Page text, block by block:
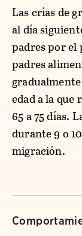
Las crías de
al día
padres por
padres
edad a la que
65 a 75 días.
durante 9 o
migración.